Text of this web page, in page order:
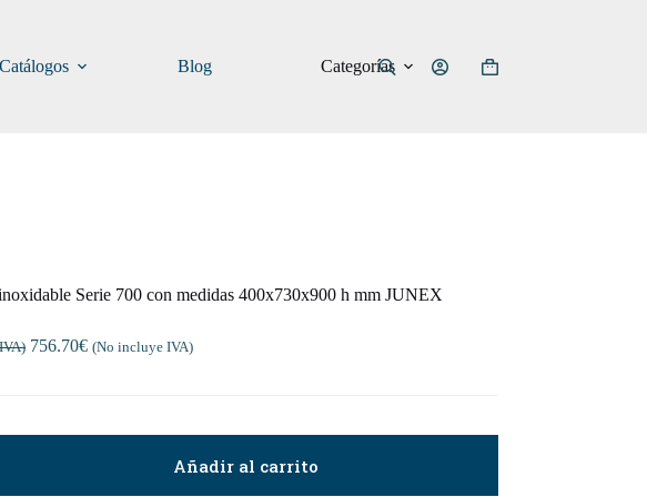
Catálogos Blog Categorías
Carro
Serie 700 con medidas 400x730x900 h mm JUNEX
756.70€ (No incluye IVA)
Añadir al carrito